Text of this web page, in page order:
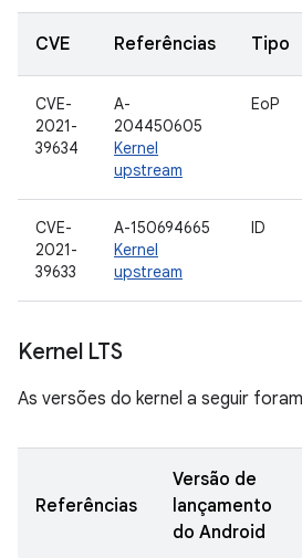
CVE Referências Tipo
CVE-
2021-
39634
A-
204450605
Kernel
upstream
EoP
CVE-
2021-
39633
A-150694665
Kernel
upstream
ID
Kernel LTS
As versões do kernel a seguir
Referências
Versão de
lançamento
do Android